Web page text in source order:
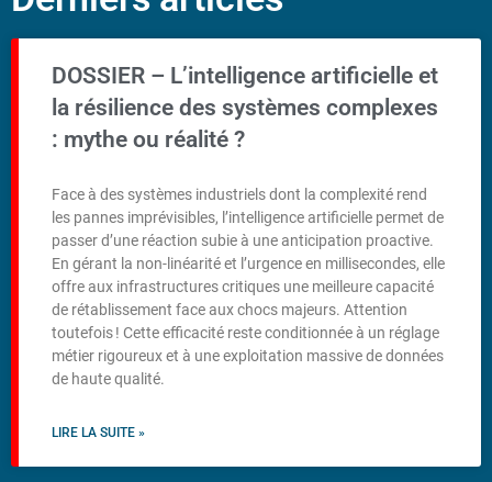
DOSSIER – L’intelligence artificielle et
la résilience des systèmes complexes
: mythe ou réalité ?
Face à des systèmes industriels dont la complexité rend
les pannes imprévisibles, l’intelligence artificielle permet de
passer d’une réaction subie à une anticipation proactive.
En gérant la non-linéarité et l’urgence en millisecondes, elle
offre aux infrastructures critiques une meilleure capacité
de rétablissement face aux chocs majeurs. Attention
toutefois ! Cette efficacité reste conditionnée à un réglage
métier rigoureux et à une exploitation massive de données
de haute qualité.
LIRE LA SUITE »